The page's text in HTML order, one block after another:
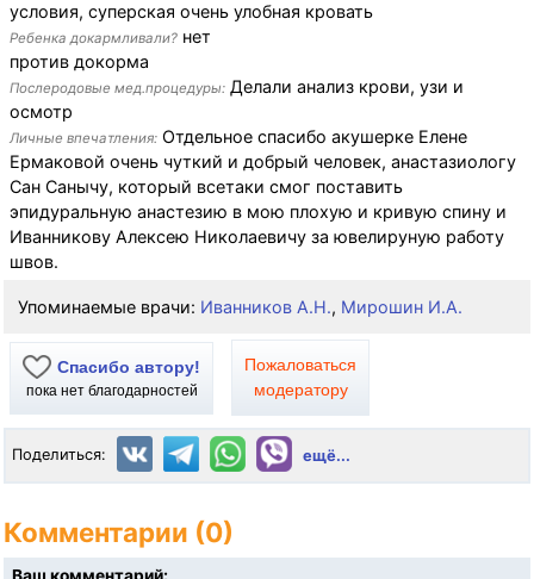
условия, суперская очень улобная кровать
Ребенка докармливали? нет
против докорма
Послеродовые мед.процедуры: Делали анализ крови, узи и
осмотр
Личные впечатления: Отдельное спасибо акушерке Елене
Ермаковой очень чуткий и добрый человек, анастазиологу
Сан Санычу, который всетаки смог поставить
эпидуральную анастезию в мою плохую и кривую спину и
Иванникову Алексею Николаевичу за ювелируную работу
швов.
Упоминаемые врачи: Иванников А.Н., Мирошин И.А.
Спасибо автору!
пока нет благодарностей
Пожаловаться
модератору
Поделиться: ещё...
Комментарии (0)